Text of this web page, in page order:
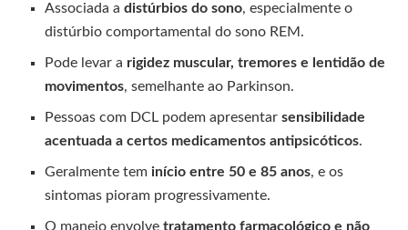
Associada adistúrbios do sono, especialmente o
distúrbio comportamental do sono REM.
Pode levar a rigidez muscular, tremores e lentidão de
movimentos, semelhante ao Parkinson.
Pessoas com DCL podem apresentarsensibilidade
acentuada a certos medicamentos antipsicóticos.
Geralmente tem início entre 50 e 85 anos, e os
sintomas pioram progressivamente.
O manejo envolvetratamento farmacológico e não